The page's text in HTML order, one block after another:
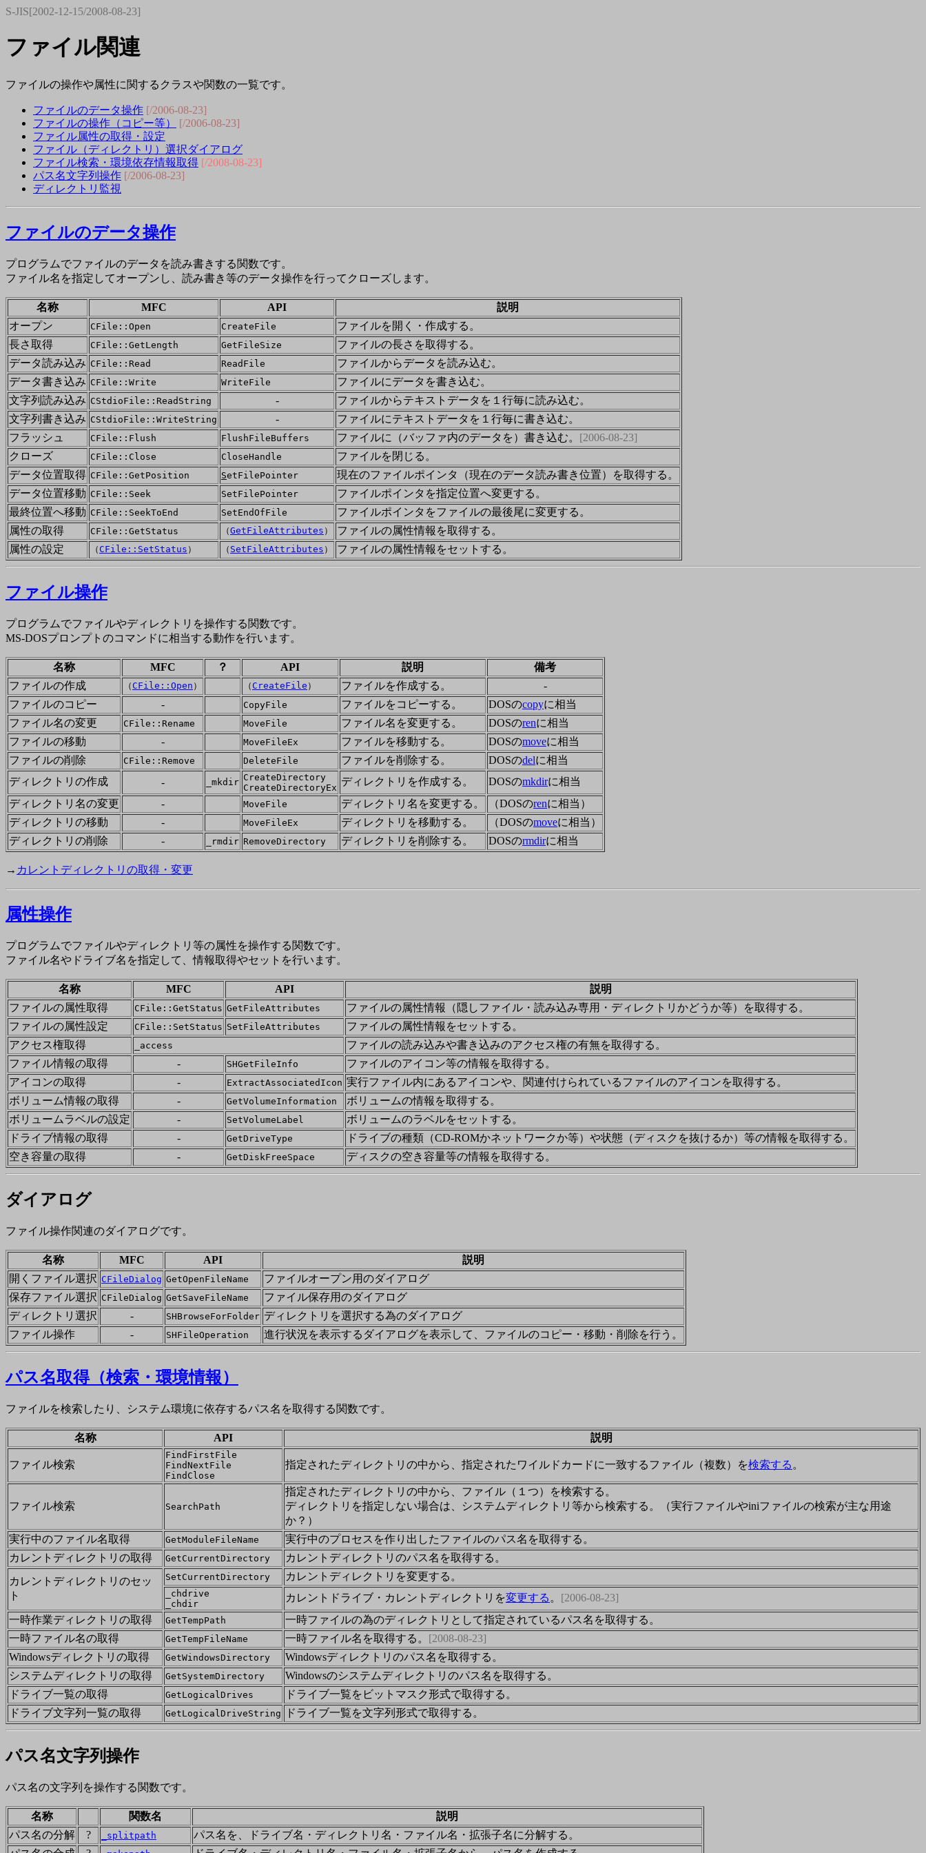
S-JIS[2002-12-15/2008-08-23]
ファイル関連
ファイルの操作や属性に関するクラスや関数の一覧です。
ファイルのデータ操作 [/2006-08-23]
ファイルの操作（コピー等）
[/2006-08-23]
ファイル属性の取得・設定
ファイル（ディレクトリ）選択ダイアログ
ファイル検索・環境依存情報取得 [/2008-08-23]
パス名文字列操作 [/2006-08-23]
ディレクトリ監視
ファイルのデータ操作
プログラムでファイルのデータを読み書きする関数です。
ファイル名を指定してオープンし、読み書き等のデータ操作を行ってクローズします。
名称 MFC API
説明
オープン
CFile::Open CreateFile
ファイルを開く・作成する。
長さ取得
CFile::GetLength GetFileSize
ファイルの長さを取得する。
データ読み込み CFile::Read ReadFile
ファイルからデータを読み込む。
データ書き込み CFile::Write WriteFile
ファイルにデータを書き込む。
文字列読み込み CStdioFile::ReadString -
ファイルからテキストデータを１行毎に読み込む。
文字列書き込み CStdioFile::WriteString -
ファイルにテキストデータを１行毎に書き込む。
フラッシュ
CFile::Flush FlushFileBuffers ファイルに（バッファ内のデータを）書き込む。 [2006-08-23]
クローズ
CFile::Close CloseHandle
ファイルを閉じる。
データ位置取得 CFile::GetPosition SetFilePointer
現在のファイルポインタ（現在のデータ読み書き位置）を取得する。
データ位置移動 CFile::Seek SetFilePointer
ファイルポインタを指定位置へ変更する。
最終位置へ移動 CFile::SeekToEnd SetEndOfFile
ファイルポインタをファイルの最後尾に変更する。
属性の取得
CFile::GetStatus （GetFileAttributes ）
ファイルの属性情報を取得する。
属性の設定
（ CFile::SetStatus ） （ SetFileAttributes ） ファイルの属性情報をセットする。
ファイル操作
プログラムでファイルやディレクトリを操作する関数です。
MS-DOSプロンプトのコマンドに相当する動作を行います。
名称 MFC ？ API 説明
備考
ファイルの作成
（ CFile::Open ） （ CreateFile ） ファイルを作成する。
-
ファイルのコピー
- CopyFile ファイルをコピーする。 DOSのcopyに相当
ファイル名の変更
CFile::Rename MoveFile ファイル名を変更する。 DOSのrenに相当
ファイルの移動
- MoveFileEx ファイルを移動する。 DOSのmoveに相当
ファイルの削除
CFile::Remove DeleteFile ファイルを削除する。 DOSのdelに相当
ディレクトリの作成
- _mkdir CreateDirectory
CreateDirectoryEx
ディレクトリを作成する。 DOSのmkdirに相当
ディレクトリ名の変更
- MoveFile ディレクトリ名を変更する。 （DOSのrenに相当）
ディレクトリの移動
- MoveFileEx ディレクトリを移動する。 （DOSのmoveに相当）
ディレクトリの削除
- _rmdir RemoveDirectory ディレクトリを削除する。 DOSのrmdirに相当
→ カレントディレクトリの取得・変更
属性操作
プログラムでファイルやディレクトリ等の属性を操作する関数です。
ファイル名やドライブ名を指定して、情報取得やセットを行います。
名称 MFC API
説明
ファイルの属性取得
CFile::GetStatus GetFileAttributes
ファイルの属性情報（隠しファイル・読み込み専用・ディレクトリかどうか等）を取得する。
ファイルの属性設定
CFile::SetStatus SetFileAttributes
ファイルの属性情報をセットする。
アクセス権取得
_access
ファイルの読み込みや書き込みのアクセス権の有無を取得する。
ファイル情報の取得
- SHGetFileInfo
ファイルのアイコン等の情報を取得する。
アイコンの取得
- ExtractAssociatedIcon 実行ファイル内にあるアイコンや、関連付けられているファイルのアイコンを取得する。
ボリューム情報の取得
- GetVolumeInformation
ボリュームの情報を取得する。
ボリュームラベルの設定
- SetVolumeLabel
ボリュームのラベルをセットする。
ドライブ情報の取得
- GetDriveType
ドライブの種類（CD-ROMかネットワークか等）や状態（ディスクを抜けるか）等の情報を取得する。
空き容量の取得
- GetDiskFreeSpace ディスクの空き容量等の情報を取得する。
ダイアログ
ファイル操作関連のダイアログです。
名称 MFC API
説明
開くファイル選択 CFileDialog GetOpenFileName
ファイルオープン用のダイアログ
保存ファイル選択 CFileDialog GetSaveFileName
ファイル保存用のダイアログ
ディレクトリ選択
- SHBrowseForFolder ディレクトリを選択する為のダイアログ
ファイル操作
- SHFileOperation 進行状況を表示するダイアログを表示して、ファイルのコピー・移動・削除を行う。
パス名取得（検索・環境情報）
ファイルを検索したり、システム環境に依存するパス名を取得する関数です。
名称 API 説明
ファイル検索
FindFirstFile
FindNextFile
FindClose
指定されたディレクトリの中から、指定されたワイルドカードに一致するファイル（複数）を検索する 。
ファイル検索 SearchPath
指定されたディレクトリの中から、ファイル（１つ）を検索する。
ディレクトリを指定しない場合は、システムディレクトリ等から検索する。（実行ファイルやiniファイルの検索が主な用途
か？）
実行中のファイル名取得
GetModuleFileName
実行中のプロセスを作り出したファイルのパス名を取得する。
カレントディレクトリの取得
GetCurrentDirectory
カレントディレクトリのパス名を取得する。
カレントディレクトリのセッ
ト
SetCurrentDirectory カレントディレクトリを変更する。
_chdrive
_chdir
カレントドライブ・カレントディレクトリを変更する 。 [2006-08-23]
一時作業ディレクトリの取得
GetTempPath
一時ファイルの為のディレクトリとして指定されているパス名を取得する。
一時ファイル名の取得
GetTempFileName 一時ファイル名を取得する。 [2008-08-23]
Windowsディレクトリの取得
GetWindowsDirectory
Windowsディレクトリのパス名を取得する。
システムディレクトリの取得
GetSystemDirectory
Windowsのシステムディレクトリのパス名を取得する。
ドライブ一覧の取得
GetLogicalDrives
ドライブ一覧をビットマスク形式で取得する。
ドライブ文字列一覧の取得
GetLogicalDriveString ドライブ一覧を文字列形式で取得する。
パス名文字列操作
パス名の文字列を操作する関数です。
名称 関数名
説明
パス名の分解
? _splitpath
パス名を、ドライブ名・ディレクトリ名・ファイル名・拡張子名に分解する。